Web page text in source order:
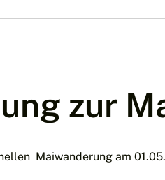
zur
Maiwanderung am